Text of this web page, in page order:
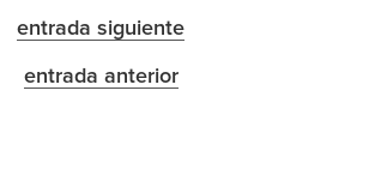
entrada siguiente
entrada anterior